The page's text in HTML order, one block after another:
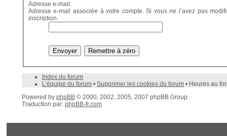
Adresse e-mail:
Adresse e-mail associée à votre compte. Si vous ne l’avez pas
inscription.
Index du forum
L’équipe du forum• Supprimer les cookies du forum• Heures au
Powered by phpBB© 2000, 2002, 2005, 2007 phpBB Group
Traduction par: phpBB-fr.com